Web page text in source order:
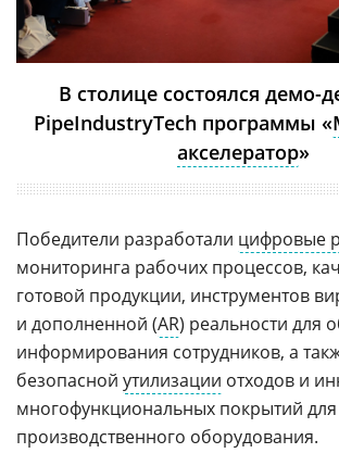
В столице состоялся демо-
PipeIndustryTech программы «
акселератор»
Победители разработали цифровые
мониторинга рабочих процессов,
готовой продукции, инструментов
и дополненной (AR) реальности для
информирования сотрудников, а
безопасной утилизации отходов и
многофункциональных покрытий для
производственного оборудования.